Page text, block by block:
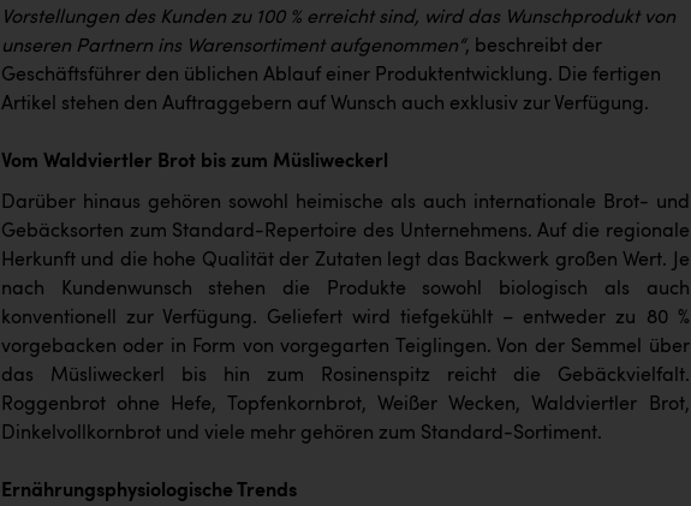
Vorstellungen des Kunden zu 100 % erreicht sind, wird das Wunschprodukt von
unseren Partnern ins Warensortiment aufgenommen“, beschreibt der
Geschäftsführer den üblichen Ablauf einer Produktentwicklung. Die fertigen
Artikel stehen den Auftraggebern auf Wunsch auch exklusiv zur Verfügung.
Vom Waldviertler Brot bis zum Müsliweckerl
Darüber hinaus gehören sowohl heimische als auch internationale Brot- und
Gebäcksorten zum Standard-Repertoire des Unternehmens. Auf die regionale
Herkunft und die hohe Qualität der Zutaten legt das Backwerk großen Wert. Je
nach Kundenwunsch stehen die Produkte sowohl biologisch als auch
konventionell zur Verfügung. Geliefert wird tiefgekühlt – entweder zu 80 %
vorgebacken oder in Form von vorgegarten Teiglingen. Von der Semmel über
das Müsliweckerl bis hin zum Rosinenspitz reicht die Gebäckvielfalt.
Roggenbrot ohne Hefe, Topfenkornbrot, Weißer Wecken, Waldviertler Brot,
Dinkelvollkornbrot und viele mehr gehören zum Standard-Sortiment.
Ernährungsphysiologische Trends